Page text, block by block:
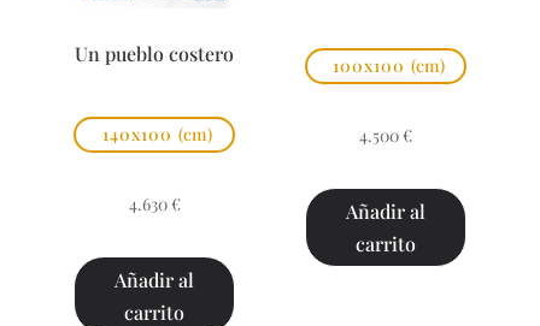
Un pueblo costero
140x100 (cm)
4.630 €
Añadir al
carrito
100x100 (cm)
4.500 €
Añadir al
carrito